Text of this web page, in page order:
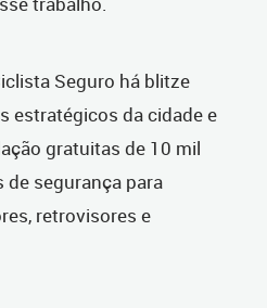
Seguro há blitze
estratégicos da cidade e
gratuitas de 10 mil
segurança para
retrovisores e